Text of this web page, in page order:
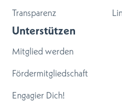
Transparenz
Unterstützen
Mitglied werden
Fördermitgliedschaft
Engagier Dich!